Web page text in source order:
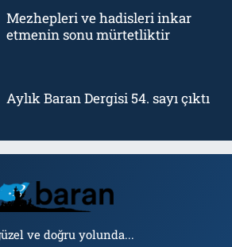
Mezhepleri ve hadisleri inkar
etmenin sonu mürtetliktir
Aylık Baran Dergisi 54. sayı çıktı
ve doğru yolunda...